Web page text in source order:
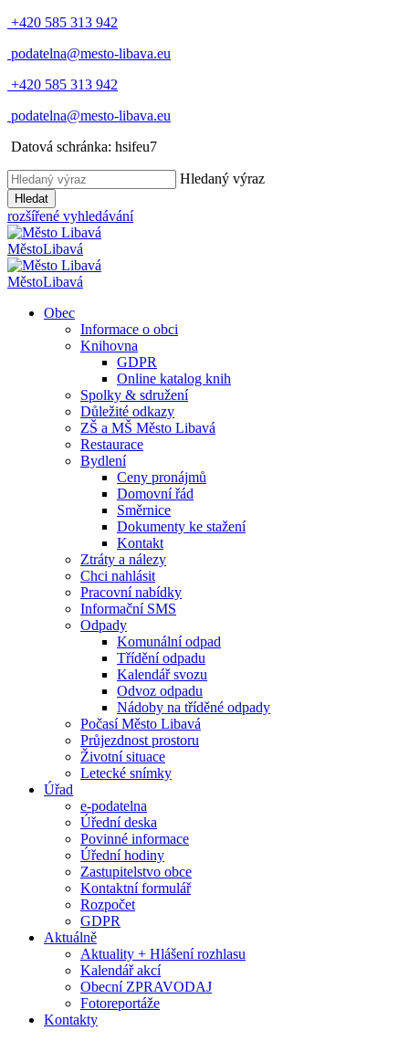
+420 585 313 942
podatelna@mesto-libava.eu
+420 585 313 942
podatelna@mesto-libava.eu
Datová schránka: hsifeu7
Hledaný výraz
Hledat
rozšířené vyhledávání
MěstoLibavá
MěstoLibavá
Obec
Informace o obci
Knihovna
GDPR
Online katalog knih
Spolky & sdružení
Důležité odkazy
ZŠ a MŠ Město Libavá
Restaurace
Bydlení
Ceny pronájmů
Domovní řád
Směrnice
Dokumenty ke stažení
Kontakt
Ztráty a nálezy
Chci nahlásit
Pracovní nabídky
Informační SMS
Odpady
Komunální odpad
Třídění odpadu
Kalendář svozu
Odvoz odpadu
Nádoby na tříděné odpady
Počasí Město Libavá
Průjezdnost prostoru
Životní situace
Letecké snímky
Úřad
e-podatelna
Úřední deska
Povinné informace
Úřední hodiny
Zastupitelstvo obce
Kontaktní formulář
Rozpočet
GDPR
Aktuálně
Aktuality + Hlášení rozhlasu
Kalendář akcí
Obecní ZPRAVODAJ
Fotoreportáže
Kontakty